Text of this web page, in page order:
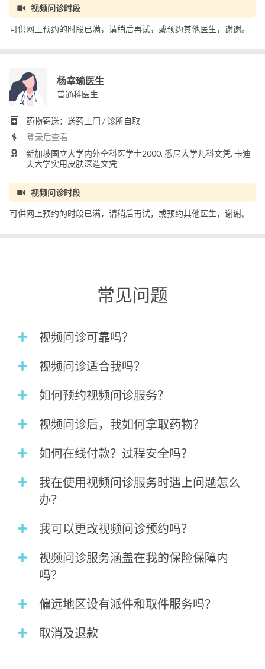
视频问诊时段
可供网上预约的时段已满，请稍后再试，或预约其他医生，谢谢。
杨幸瑜医生
普通科医生
药物寄送：送药上门 / 诊所自取
登录后查看
新加坡国立大学内外全科医学士2000, 悉尼大学儿科文凭, 卡迪
夫大学实用皮肤深造文凭
视频问诊时段
可供网上预约的时段已满，请稍后再试，或预约其他医生，谢谢。
常见问题
视频问诊可靠吗？
视频问诊适合我吗？
如何预约视频问诊服务？
视频问诊后，我如何拿取药物？
如何在线付款？过程安全吗？
我在使用视频问诊服务时遇上问题怎么
办？
我可以更改视频问诊预约吗？
视频问诊服务涵盖在我的保险保障内
吗？
偏远地区设有派件和取件服务吗？
取消及退款